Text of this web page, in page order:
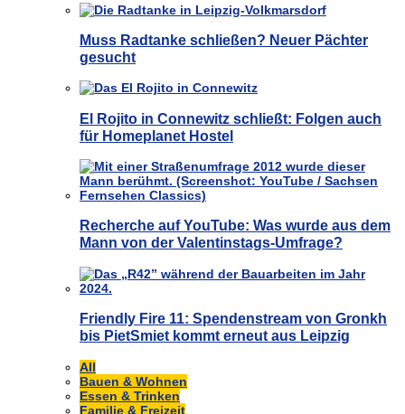
Muss Radtanke schließen? Neuer Pächter
gesucht
El Rojito in Connewitz schließt: Folgen auch
für Homeplanet Hostel
Recherche auf YouTube: Was wurde aus dem
Mann von der Valentinstags-Umfrage?
Friendly Fire 11: Spendenstream von Gronkh
bis PietSmiet kommt erneut aus Leipzig
All
Bauen & Wohnen
Essen & Trinken
Familie & Freizeit